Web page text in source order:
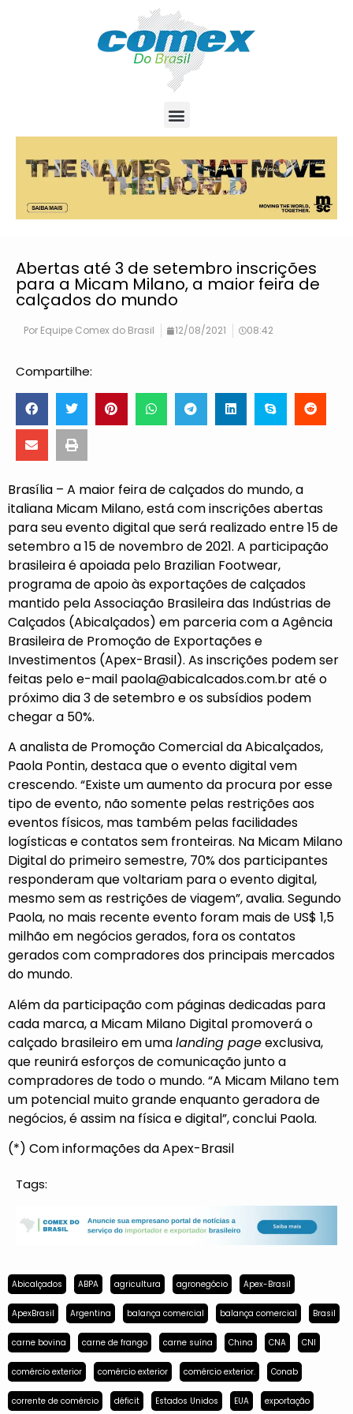
Abertas até 3 de setembro inscrições
para a Micam Milano, a maior feira de
calçados do mundo
Por Equipe Comex do Brasil 12/08/2021 08:42
Compartilhe:
Brasília – A maior feira de calçados do mundo, a
italiana Micam Milano, está com inscrições abertas
para seu evento digital que será realizado entre 15 de
setembro a 15 de novembro de 2021. A participação
brasileira é apoiada pelo Brazilian Footwear,
programa de apoio às exportações de calçados
mantido pela Associação Brasileira das Indústrias de
Calçados (Abicalçados) em parceria com a Agência
Brasileira de Promoção de Exportações e
Investimentos (Apex-Brasil). As inscrições podem ser
feitas pelo e-mail paola@abicalcados.com.braté o
próximo dia 3 de setembro e os subsídios podem
chegar a 50%.
A analista de Promoção Comercial da Abicalçados,
Paola Pontin, destaca que o evento digital vem
crescendo. “Existe um aumento da procura por esse
tipo de evento, não somente pelas restrições aos
eventos físicos, mas também pelas facilidades
logísticas e contatos sem fronteiras. Na Micam Milano
Digital do primeiro semestre, 70% dos participantes
responderam que voltariam para o evento digital,
mesmo sem as restrições de viagem”, avalia. Segundo
Paola, no mais recente evento foram mais de US$ 1,5
milhão em negócios gerados, fora os contatos
gerados com compradores dos principais mercados
do mundo.
Além da participação com páginas dedicadas para
cada marca, a Micam Milano Digital promoverá o
calçado brasileiro em umalanding pageexclusiva,
que reunirá esforços de comunicação junto a
compradores de todo o mundo. “A Micam Milano tem
um potencial muito grande enquanto geradora de
negócios, é assim na física e digital”, conclui Paola.
(*) Com informações da Apex-Brasil
Tags:
Abicalçados ABPA agricultura agronegócio Apex-Brasil
ApexBrasil Argentina balança comercial balança comercial Brasil
carne bovina carne de frango carne suína China CNA CNI
comércio exterior comércio exterior comércio exterior. Conab
corrente de comércio déficit Estados Unidos EUA exportação